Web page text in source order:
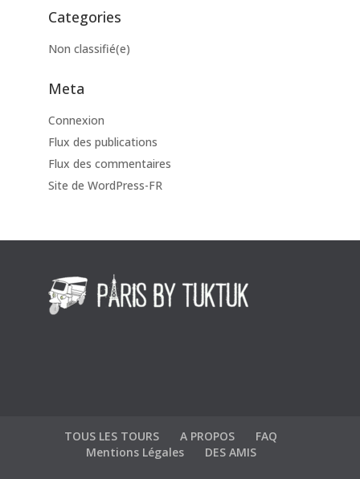
Categories
Non classifié(e)
Meta
Connexion
Flux des publications
Flux des commentaires
Site de WordPress-FR
TOUS LES TOURS A PROPOS
FAQ
Mentions Légales
DES AMIS